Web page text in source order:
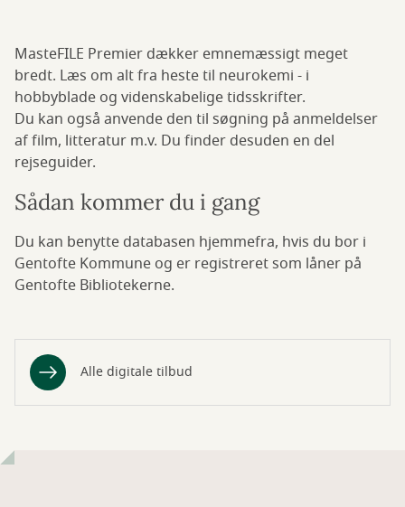
MasteFILE Premier dækker emnemæssigt meget
bredt. Læs om alt fra heste til neurokemi - i
hobbyblade og videnskabelige tidsskrifter.
Du kan også anvende den til søgning på anmeldelser
af film, litteratur m.v. Du finder desuden en del
rejseguider.
Sådan kommer du i gang
Du kan benytte databasen hjemmefra, hvis du bor i
Gentofte Kommune og er registreret som låner på
Gentofte Bibliotekerne.
Alle digitale tilbud